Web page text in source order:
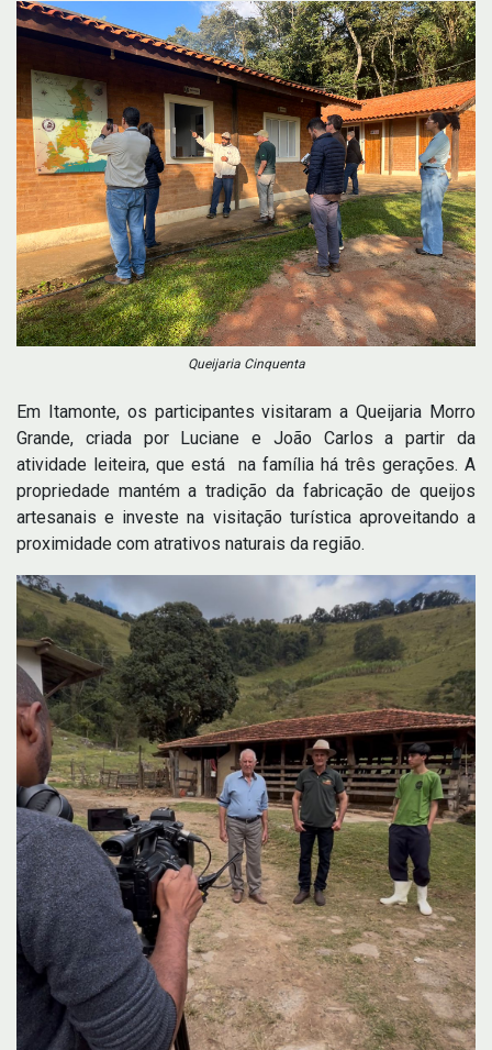
Queijaria Cinquenta
Em Itamonte, os participantes visitaram a Queijaria Morro
Grande, criada por Luciane e João Carlos a partir da
atividade leiteira, que está na família há três gerações. A
propriedade mantém a tradição da fabricação de queijos
artesanais e investe na visitação turística aproveitando a
proximidade com atrativos naturais da região.